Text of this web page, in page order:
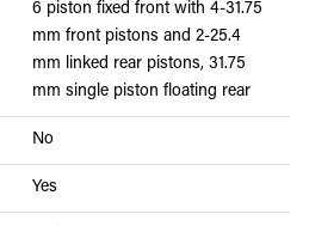
6 piston fixed front with 4-31.75
mm front pistons and 2-25.4
mm linked rear pistons, 31.75
mm single piston floating rear
No
Yes